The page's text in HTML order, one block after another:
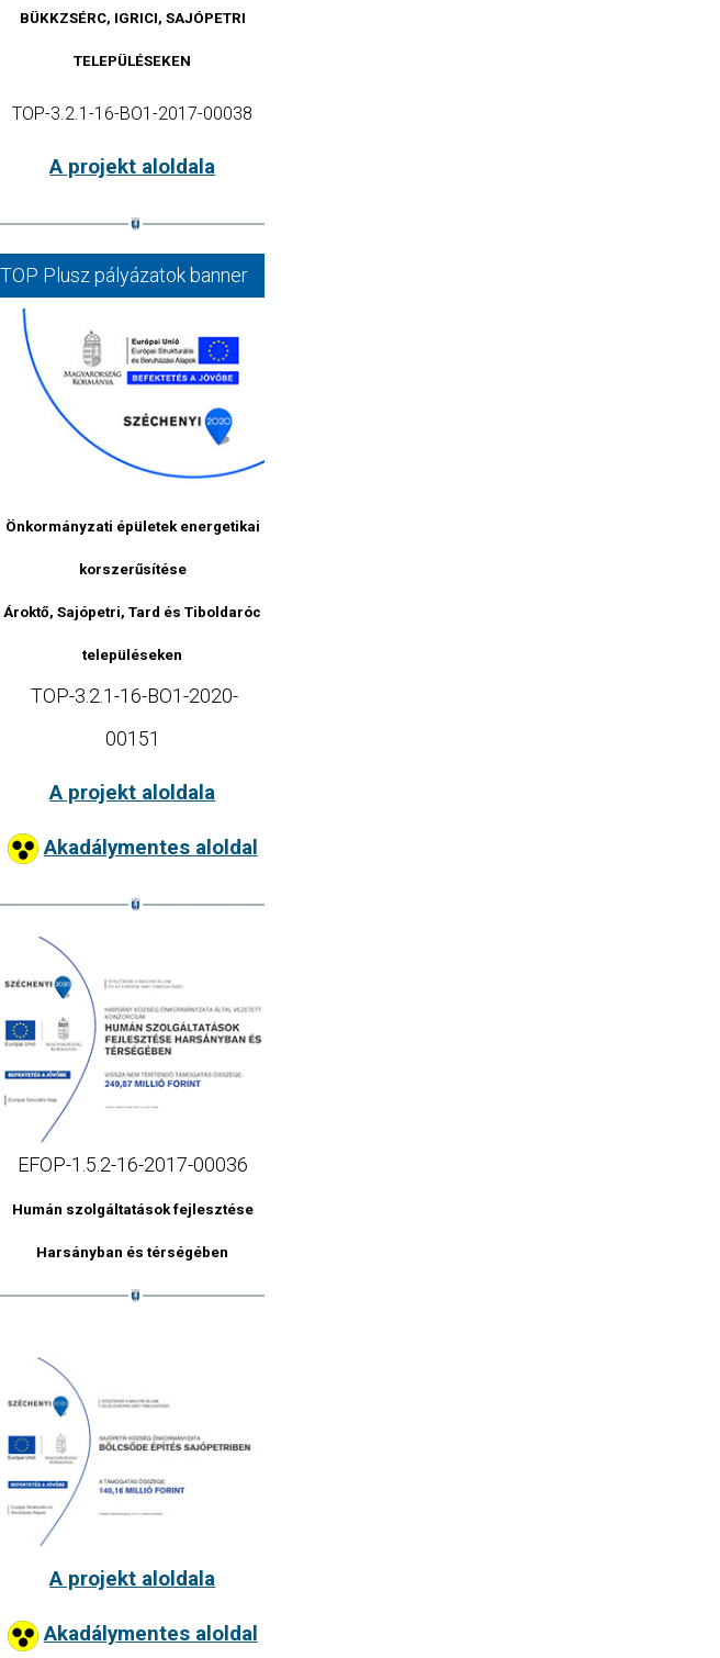
BÜKKZSÉRC, IGRICI, SAJÓPETRI
TELEPÜLÉSEKEN
TOP-3.2.1-16-BO1-2017-00038
A projekt aloldala
TOP Plusz pályázatok banner
Önkormányzati épületek energetikai
korszerűsítése
Ároktő, Sajópetri, Tard és Tiboldaróc
településeken
TOP-3.2.1-16-BO1-2020-
00151
A projekt aloldala
Akadálymentes aloldal
EFOP-1.5.2-16-2017-00036
Humán szolgáltatások fejlesztése
Harsányban és térségében
A projekt aloldala
Akadálymentes aloldal